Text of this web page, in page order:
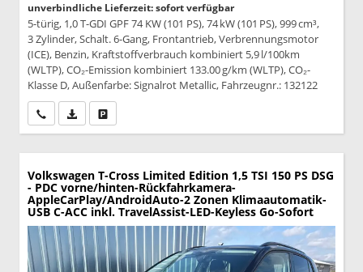
unverbindliche Lieferzeit: sofort verfügbar
5-türig, 1,0 T-GDI GPF 74 KW (101 PS), 74 kW (101 PS), 999 cm³,
3 Zylinder, Schalt. 6-Gang, Frontantrieb, Verbrennungsmotor
(ICE), Benzin, Kraftstoffverbrauch kombiniert 5,9 l/100km
(WLTP), CO₂-Emission kombiniert 133.00 g/km (WLTP), CO₂-
Klasse D, Außenfarbe: Signalrot Metallic, Fahrzeugnr.: 132122
Wir rufen Sie anPDF-Datei, Fahrzeugexposé drucken
Volkswagen T-Cross Limited Edition 1,5 TSI 150 PS DSG
- PDC vorne/hinten-Rückfahrkamera-
AppleCarPlay/AndroidAuto-2 Zonen Klimaautomatik-
USB C-ACC inkl. TravelAssist-LED-Keyless Go-Sofort